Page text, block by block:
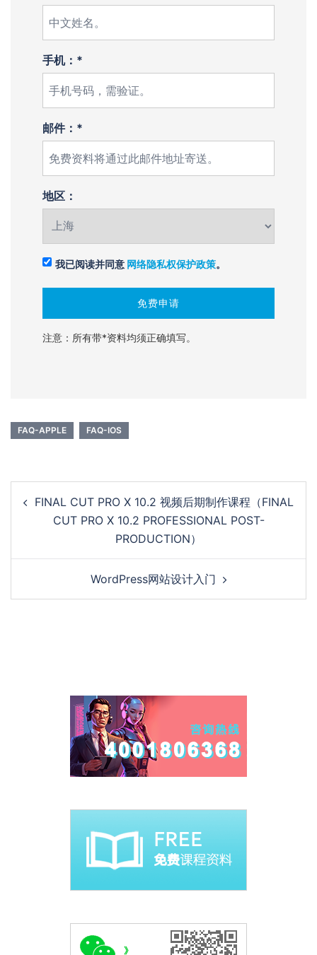
手机：*
邮件：*
地区：
我已阅读并同意 网络隐私权保护政策。
注意：所有带*资料均须正确填写。
FAQ-APPLE FAQ-IOS
navigation
FINAL CUT PRO X 10.2 视频后期制作课程（FINAL
CUT PRO X 10.2 PROFESSIONAL POST-
PRODUCTION）
WordPress网站设计入门